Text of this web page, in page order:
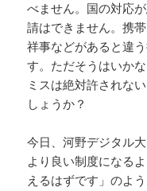
べません。国の対応
請はできません。携
祥事などがあると違
す。ただそうはいか
ミスは絶対許されな
しょうか？
今日、河野デジタル
より良い制度になる
えるはずです」のよ